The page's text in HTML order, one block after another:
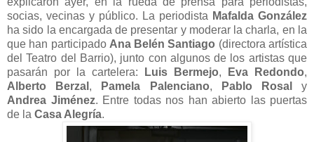
socias, vecinas y público. La periodista Mafalda González
ha sido la encargada de presentar y moderar la charla, en la
que han participado Ana Belén Santiago (directora artística
del Teatro del Barrio), junto con algunos de los artistas que
pasarán por la cartelera:
Luis Bermejo, Eva Redondo,
Alberto Berzal , Pamela Palenciano, Pablo Rosal
y
Andrea Jiménez. Entre todas nos han abierto las puertas
de la Casa Alegría.